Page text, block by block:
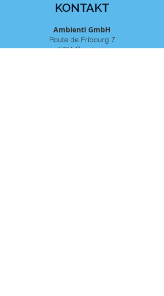
KONTAKT
Ambienti GmbH
Route de Fribourg 7
1784 Courtepin